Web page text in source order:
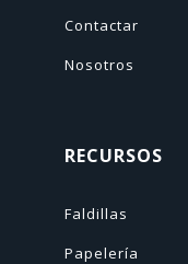
Contactar
Nosotros
RECURSOS
Faldillas
Papelería